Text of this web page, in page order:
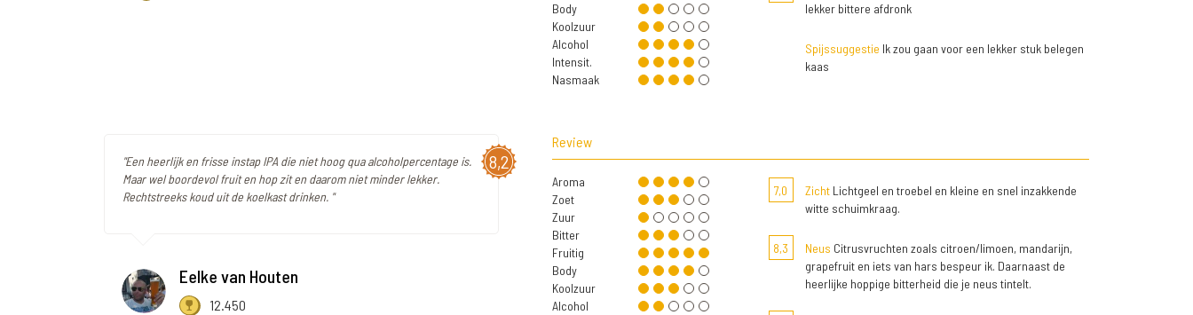
Body
Koolzuur
Alcohol
Intensit.
Nasmaak
lekker bittere afdronk
Spijssuggestie Ik zou gaan voor een lekker stuk belegen
kaas
8,2
"Een heerlijk en frisse instap IPA die niet hoog qua alcoholpercentage is.
Maar wel boordevol fruit en hop zit en daarom niet minder lekker.
Rechtstreeks koud uit de koelkast drinken. "
Eelke van Houten
12.450
Review
Aroma
Zoet
Zuur
Bitter
Fruitig
Body
Koolzuur
Alcohol
7,0 ZichtLichtgeel en troebel en kleine en snel inzakkende
witte schuimkraag.
8,3 Neus Citrusvruchten zoals citroen/limoen, mandarijn,
grapefruit en iets van hars bespeur ik. Daarnaast de
heerlijke hoppige bitterheid die je neus tintelt.